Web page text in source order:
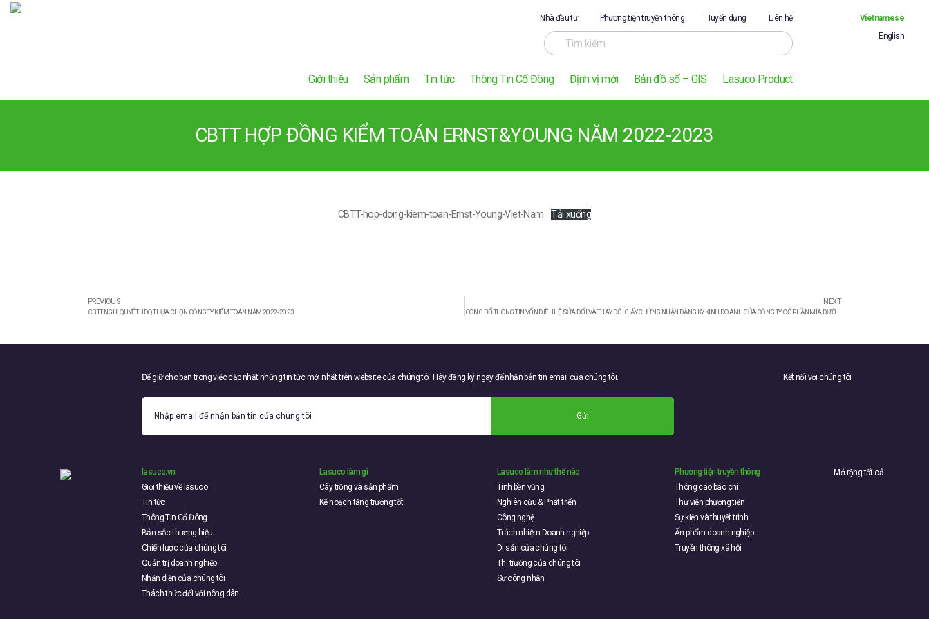
Nhà đầu tư Phương tiện truyền thông Tuyển dụng Liên hệ
Giới thiệu Sản phẩm Tin tức Thông Tin Cổ Đông Định vị mới Bản đồ số – GIS Lasuco Product
Vietnamese
English
CBTT HỢP ĐỒNG KIỂM TOÁN ERNST&YOUNG NĂM 2022-2023
CBTT-hop-dong-kiem-toan-Ernst-Young-Viet-Nam Tải xuống
PREVIOUS
CBTT NGHỊ QUYẾT HĐQT LỰA CHỌN CÔNG TY KIỂM TOÁN NĂM 2022-2023
NEXT
CÔNG BỐ THÔNG TIN VỐN ĐIỀU LỆ SỬA ĐỔI VÀ THAY ĐỔI GIẤY CHỨNG NHẬN ĐĂNG KÝ KINH DOANH CỦA CÔNG TY CỔ PHẦN MÍA ĐƯỜNG LAM SƠN – Công bố thông tin về việc đăng ký bổ sung chứng khoán tại Trung tâm lưu ký chứng khoán Việt Nam kể từ ngày 17/01/2023
Để giữ cho bạn trong việc cập nhật những tin tức mới nhất trên website của chúng tôi. Hãy đăng ký ngay để nhận bản tin email của chúng tôi.
Gửi
Kết nối với chúng tôi
lasuco.vn
Giới thiệu về lasuco
Tin tức
Thông Tin Cổ Đông
Bản sắc thương hiệu
Chiến lược của chúng tôi
Quản trị doanh nghiệp
Nhận diện của chúng tôi
Thách thức đối với nông dân
Lasuco làm gì
Cây trồng và sản phẩm
Kế hoạch tăng trưởng tốt
Lasuco làm như thế nào
Tính bền vững
Nghiên cứu & Phát triển
Công nghệ
Trách nhiệm Doanh nghiệp
Di sản của chúng tôi
Thị trường của chúng tôi
Sự công nhận
Phương tiện truyền thông
Thông cáo báo chí
Thư viện phương tiện
Sự kiện và thuyết trình
Ấn phẩm doanh nghiệp
Truyền thông xã hội
Mở rộng tất cả